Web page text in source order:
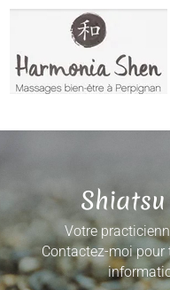
Votre
Contactez-moi